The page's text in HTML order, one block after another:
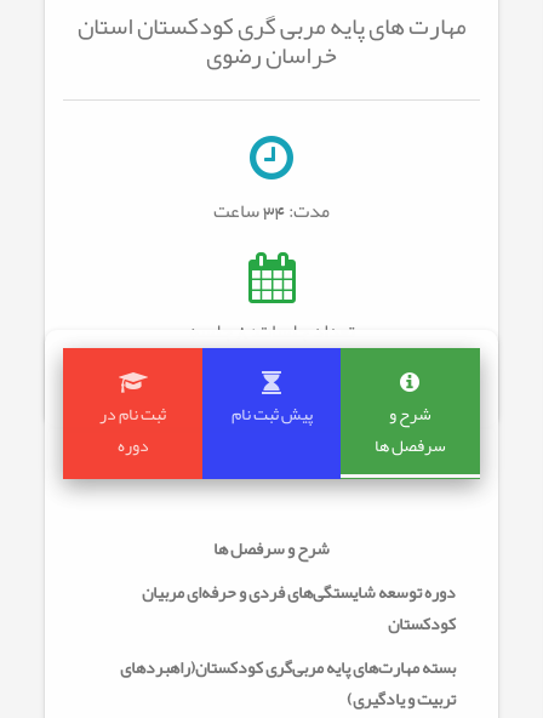
مهارت های پایه مربی گری کودکستان استان
خراسان رضوی
مدت:34 ساعت
تعداد جلسات: 8 جلسه
شرح و
سرفصل ها
پیش ثبت نام
ثبت نام در
دوره
شرح و سرفصل ها
دوره توسعه شایستگی‌های فردی و حرفه‌ای مربیان
کودکستان
بسته مهارت‌های پایه مربی‌گری کودکستان(راهبردهای
تربیت و یادگیری)